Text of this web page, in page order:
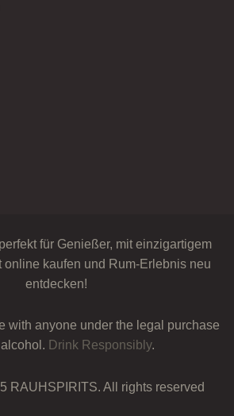
für Genießer, mit einzigartigem
online kaufen und Rum-Erlebnis neu
entdecken!
with anyone under the legal purchase
Drink Responsibly.
RAUHSPIRITS. All rights reserved